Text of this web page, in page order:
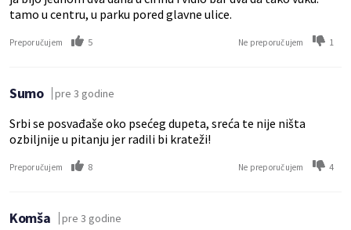
tamo u centru, u parku pored glavne ulice.
Preporučujem 5 Ne preporučujem 1
Sumo pre 3 godine
Srbi se posvađaše oko psećeg dupeta, sreća te nije ništa
ozbiljnije u pitanju jer radili bi krateži!
Preporučujem 8 Ne preporučujem 4
Komša pre 3 godine